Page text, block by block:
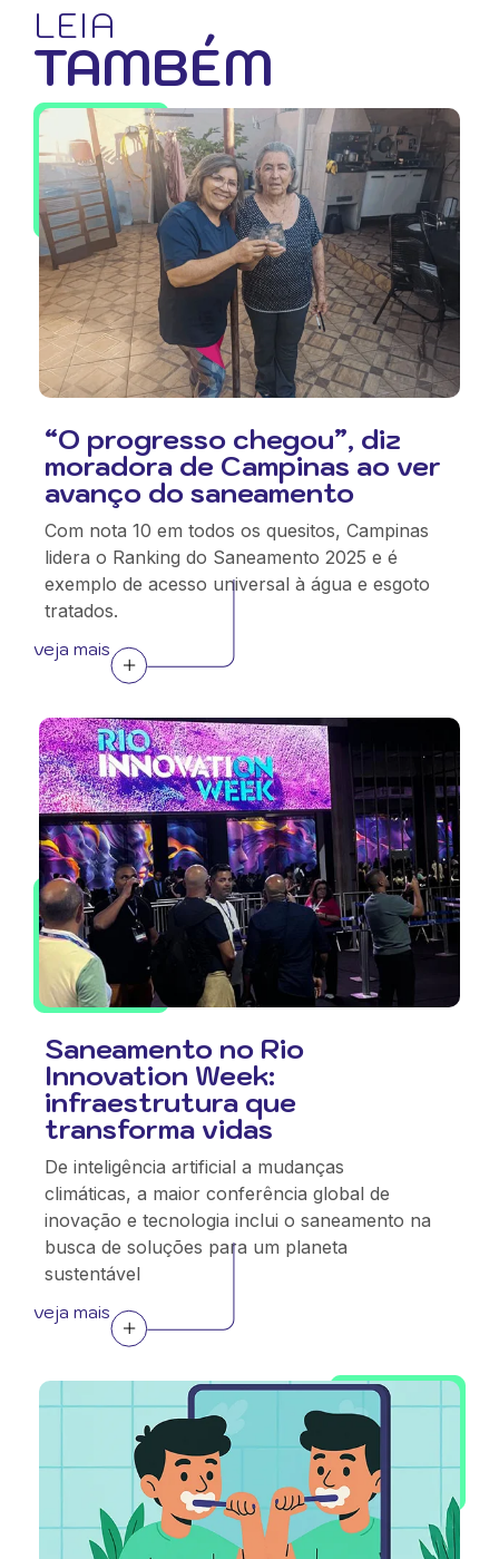
LEIA
TAMBÉM
“O progresso chegou”, diz
moradora de Campinas ao ver
avanço do saneamento
Com nota 10 em todos os quesitos, Campinas
lidera o Ranking do Saneamento 2025 e é
exemplo de acesso universal à água e esgoto
tratados.
veja mais
Saneamento no Rio
Innovation Week:
infraestrutura que
transforma vidas
De inteligência artificial a mudanças
climáticas, a maior conferência global de
inovação e tecnologia inclui o saneamento na
busca de soluções para um planeta
sustentável
veja mais